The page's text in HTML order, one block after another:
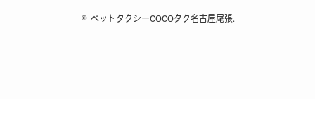
©ペットタクシーCOCOタク名古屋尾張.